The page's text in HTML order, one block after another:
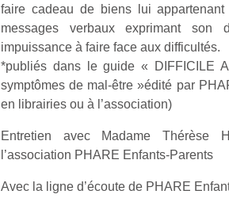
faire cadeau de biens lui appartenant
messages verbaux exprimant
impuissance à faire face aux difficultés.
*publiés dans le guide « DIFFICILE
symptômes de mal-être »édité par
en librairies ou à l’association)
Entretien avec Madame Thérèse
l’association PHARE Enfants-Parents
Avec la ligne d’écoute de PHARE